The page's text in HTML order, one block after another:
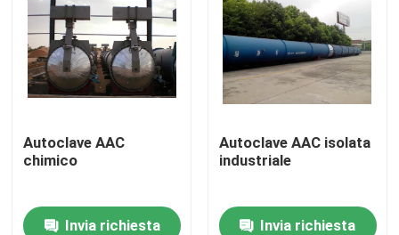
Autoclave AAC
chimico
Invia richiesta
Autoclave AAC isolata
industriale
Invia richiesta